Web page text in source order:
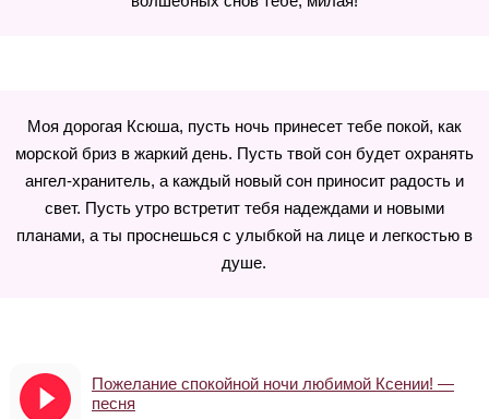
Моя дорогая Ксюша, пусть ночь принесет тебе покой, как
морской бриз в жаркий день. Пусть твой сон будет охранять
ангел-хранитель, а каждый новый сон приносит радость и
свет. Пусть утро встретит тебя надеждами и новыми
планами, а ты проснешься с улыбкой на лице и легкостью в
душе.
Пожелание спокойной ночи любимой Ксении! —
песня